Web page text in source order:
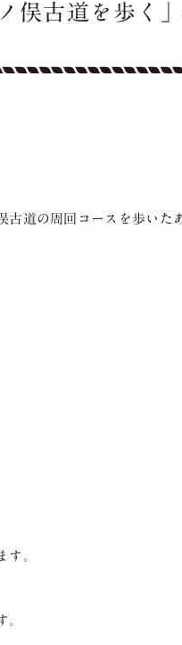
俣古道を歩く
古道の周回コースを歩いた
す。
。